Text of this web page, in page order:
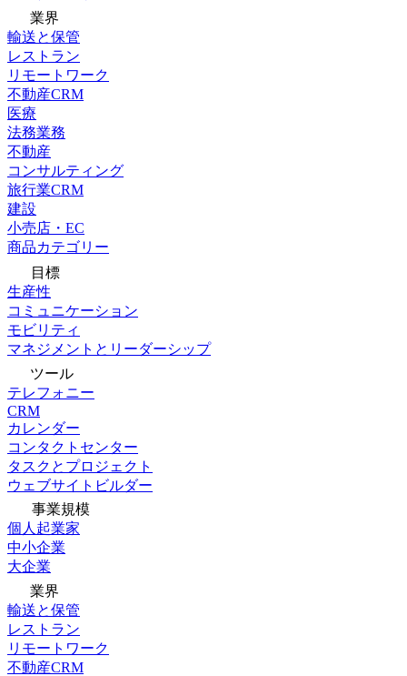
業界
輸送と保管
レストラン
リモートワーク
不動産CRM
医療
法務業務
不動産
コンサルティング
旅行業CRM
建設
小売店・EC
商品カテゴリー
目標
生産性
コミュニケーション
モビリティ
マネジメントとリーダーシップ
ツール
テレフォニー
CRM
カレンダー
コンタクトセンター
タスクとプロジェクト
ウェブサイトビルダー
事業規模
個人起業家
中小企業
大企業
業界
輸送と保管
レストラン
リモートワーク
不動産CRM